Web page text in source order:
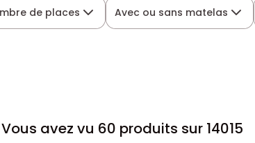
de places Avec ou sans matelas
Vous avez vu 60 produits sur 14015